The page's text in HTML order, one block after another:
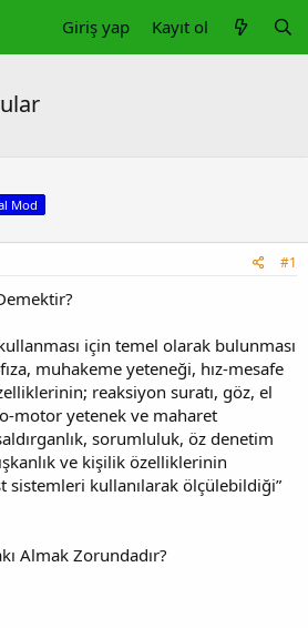
Giriş yap Kayıt ol
Mod
#1
için temel olarak bulunması
muhakeme yeteneği, hız-mesafe
reaksiyon suratı, göz, el
motor yetenek ve maharet
sorumluluk, öz denetim
ve kişilik özelliklerinin
sistemleri kullanılarak ölçülebildiği”
Almak Zorundadır?